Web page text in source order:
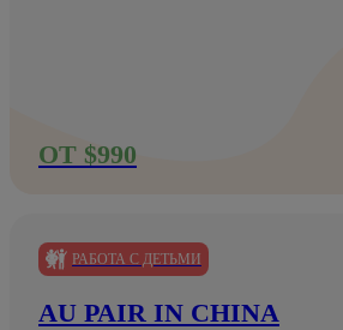
ОТ $990
РАБОТА С ДЕТЬМИ
AU PAIR IN CHINA